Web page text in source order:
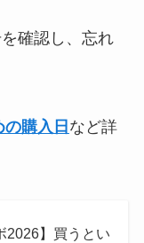
確認し、忘れ
の購入日 など詳
2026】買うとい